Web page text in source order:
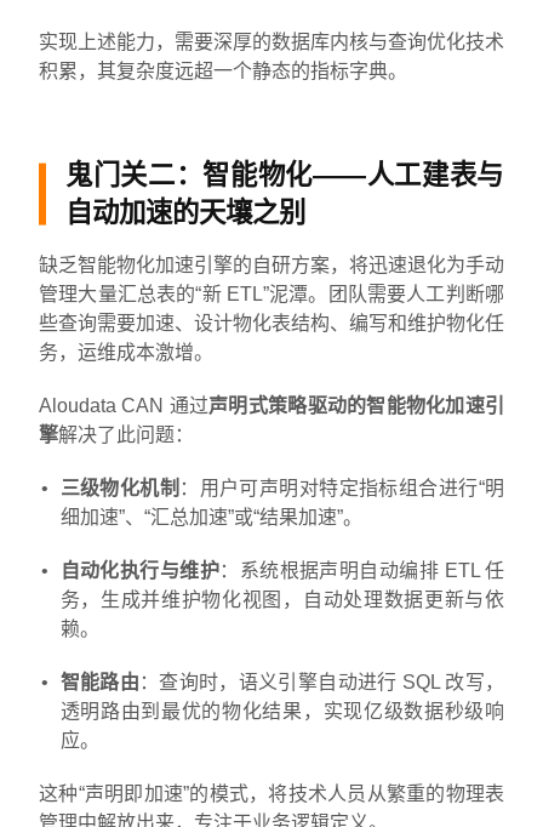
实现上述能力，需要深厚的数据库内核与查询优化技术
积累，其复杂度远超一个静态的指标字典。
鬼门关二：智能物化——人工建表与
自动加速的天壤之别
缺乏智能物化加速引擎的自研方案，将迅速退化为手动
管理大量汇总表的“新 ETL”泥潭。团队需要人工判断哪
些查询需要加速、设计物化表结构、编写和维护物化任
务，运维成本激增。
Aloudata CAN 通过声明式策略驱动的智能物化加速引
擎解决了此问题：
三级物化机制 ：用户可声明对特定指标组合进行“明
细加速”、“汇总加速”或“结果加速”。
自动化执行与维护：系统根据声明自动编排 ETL 任
务，生成并维护物化视图，自动处理数据更新与依
赖。
智能路由 ：查询时，语义引擎自动进行 SQL 改写，
透明路由到最优的物化结果，实现亿级数据秒级响
应。
这种“声明即加速”的模式，将技术人员从繁重的物理表
管理中解放出来，专注于业务逻辑定义。